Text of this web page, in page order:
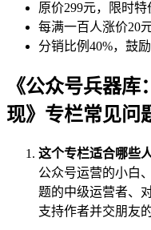
原价299元，限时特
每满一百人涨价20
分销比例40%，鼓
《公众号兵器
现》专栏常见问
这个专栏适合哪些人
公众号运营的小白
题的中级运营者、
支持作者并交朋友的